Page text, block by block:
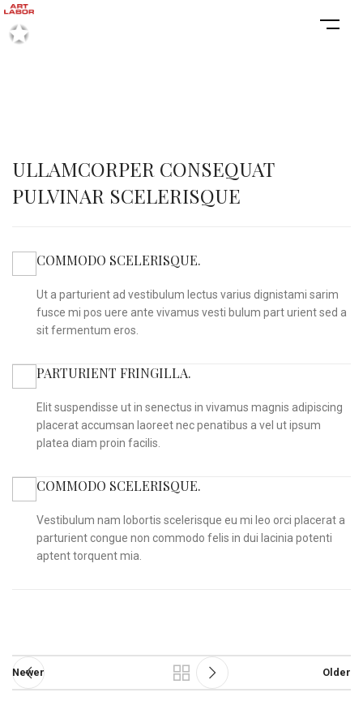
ULLAMCORPER CONSEQUAT
PULVINAR SCELERISQUE
COMMODO SCELERISQUE.
Ut a parturient ad vestibulum lectus varius dignistami sarim
fusce mi pos uere ante vivamus vesti bulum part urient sed a
sit fermentum eros.
PARTURIENT FRINGILLA.
Elit suspendisse ut in senectus in vivamus magnis adipiscing
placerat accumsan laoreet nec penatibus a vel ut ipsum
platea diam proin facilis.
COMMODO SCELERISQUE.
Vestibulum nam lobortis scelerisque eu mi leo orci placerat a
parturient congue non commodo felis in dui lacinia potenti
aptent torquent mia.
Newer Older